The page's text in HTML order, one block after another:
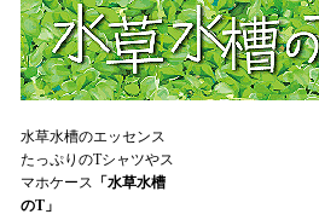
水草水槽のエッセンス
たっぷりのTシャツやス
マホケース 「水草水槽
のT」